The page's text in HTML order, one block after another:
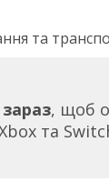
та
, щоб
Xbox та